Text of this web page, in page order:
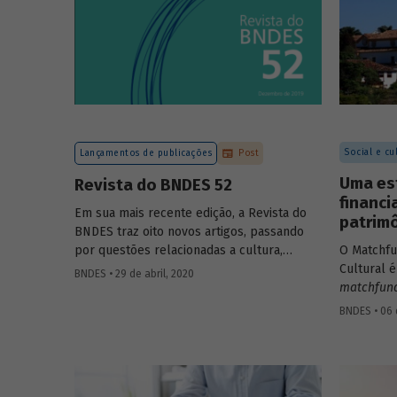
buscou
sobre o
Lançamentos de publicações Post
Revista do BNDES 52
Em sua mais recente edição, a Revista do
BNDES traz oito novos artigos, passando
por questões relacionadas a cultura,
educação, desenvolvimento sustentável,
comunicado sobre a participação no 3º
Congresso Uqbar de Finanças Estruturadas.
BNDES • 29 de abril, 2020
Social e
Uma
O
Cultural
privados
BNDES •